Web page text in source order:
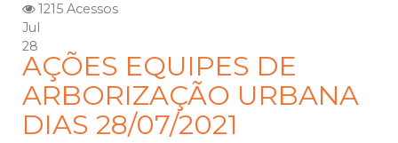
1215 Acessos
Jul
28
AÇÕES EQUIPES DE
ARBORIZAÇÃO URBANA
DIAS 28/07/2021